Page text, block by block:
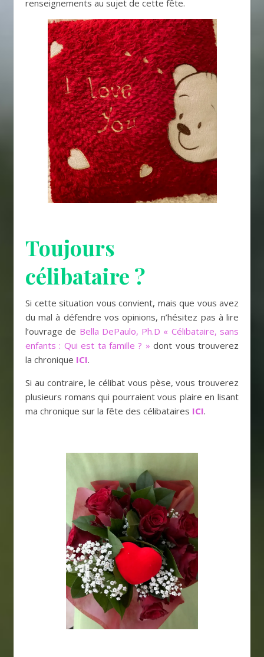
renseignements au sujet de cette fête.
Toujours
célibataire ?
Si cette situation vous convient, mais que vous avez
du mal à défendre vos opinions, n’hésitez pas à lire
l’ouvrage de Bella DePaulo, Ph.D « Célibataire, sans
enfants : Qui est ta famille ? »dont vous trouverez
la chronique ICI.
Si au contraire, le célibat vous pèse, vous trouverez
plusieurs romans qui pourraient vous plaire en lisant
ma chronique sur la fête des célibataires ICI.